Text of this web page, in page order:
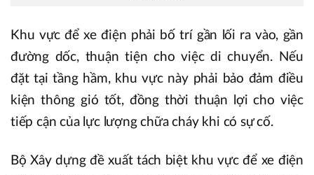
Khu vực để xe điện phải bố trí gần lối ra vào, gần
đường dốc, thuận tiện cho việc di chuyển. Nếu
đặt tại tầng hầm, khu vực này phải bảo đảm điều
kiện thông gió tốt, đồng thời thuận lợi cho việc
tiếp cận của lực lượng chữa cháy khi có sự cố.
Bộ Xây dựng đề xuất tách biệt khu vực để xe điện